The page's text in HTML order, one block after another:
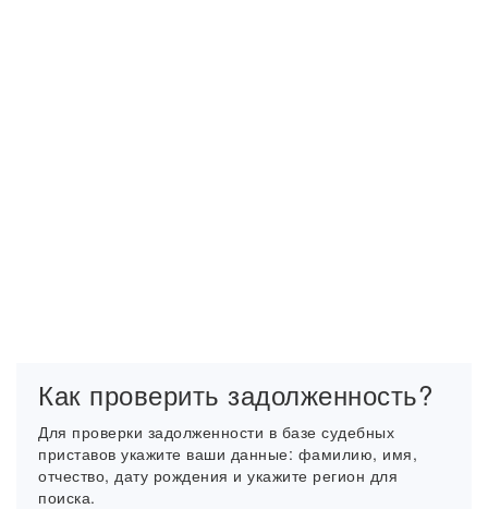
Как проверить задолженность?
Для проверки задолженности в базе судебных
приставов укажите ваши данные: фамилию, имя,
отчество, дату рождения и укажите регион для
поиска.